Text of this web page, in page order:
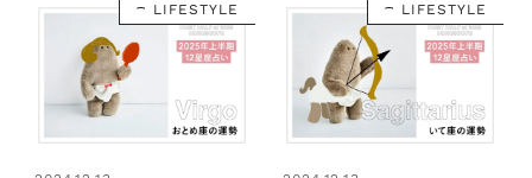
LIFESTYLE LIFESTYLE